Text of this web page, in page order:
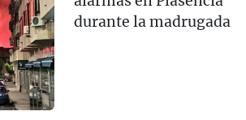
durante la madrugada